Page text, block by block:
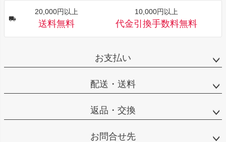
20,000円以上
送料無料
10,000円以上
代金引換手数料無料
お支払い
配送・送料
返品・交換
お問合せ先